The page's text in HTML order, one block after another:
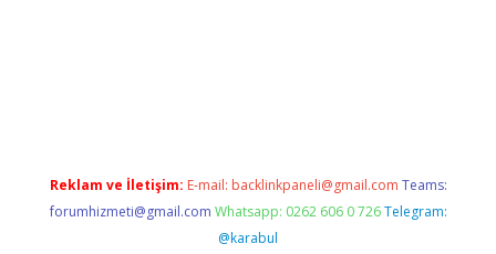
Reklam ve İletişim: E-mail: backlinkpaneli@gmail.com Teams:
forumhizmeti@gmail.com Whatsapp: 0262 606 0 726 Telegram:
@karabul